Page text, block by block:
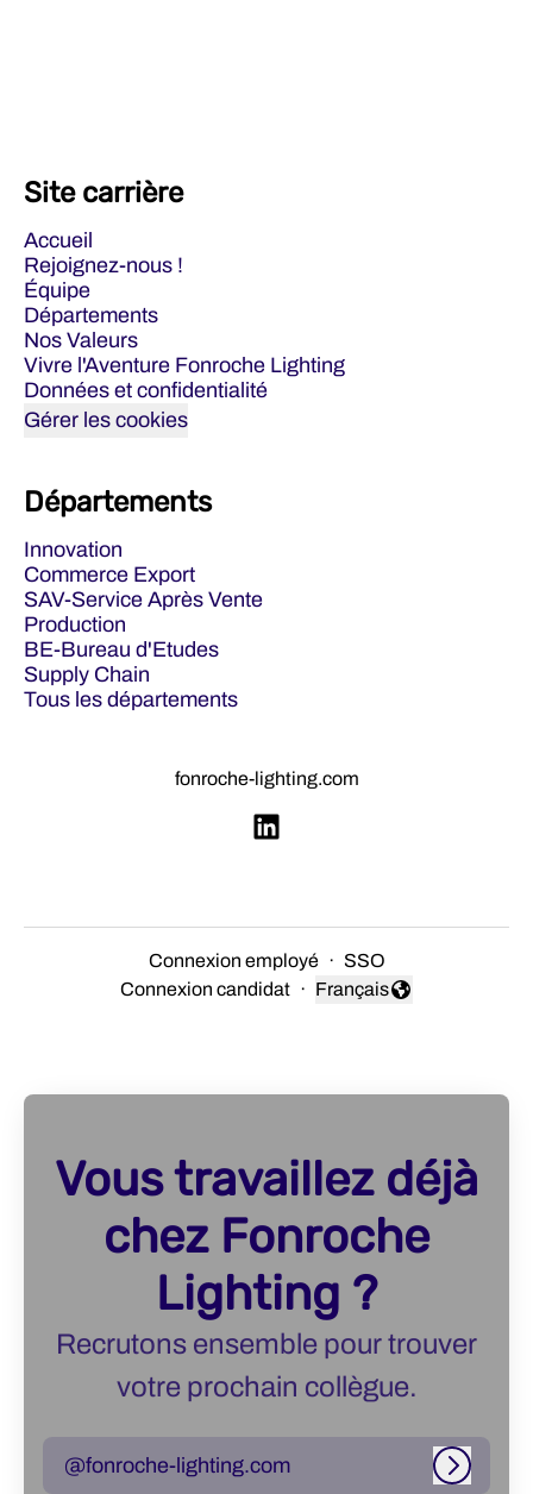
Site carrière
Accueil
Rejoignez-nous !
Équipe
Départements
Nos Valeurs
Vivre l'Aventure Fonroche Lighting
Données et confidentialité
Gérer les cookies
Départements
Innovation
Commerce Export
SAV-Service Après Vente
Production
BE-Bureau d'Etudes
Supply Chain
Tous les départements
fonroche-lighting.com
Connexion employé · SSO
Connexion candidat ·
Changer la langue
Français
Vous travaillez déjà
chez Fonroche
Lighting ?
Recrutons ensemble pour trouver
votre prochain collègue.
@fonroche-lighting.com